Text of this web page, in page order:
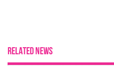
RELATED NEWS